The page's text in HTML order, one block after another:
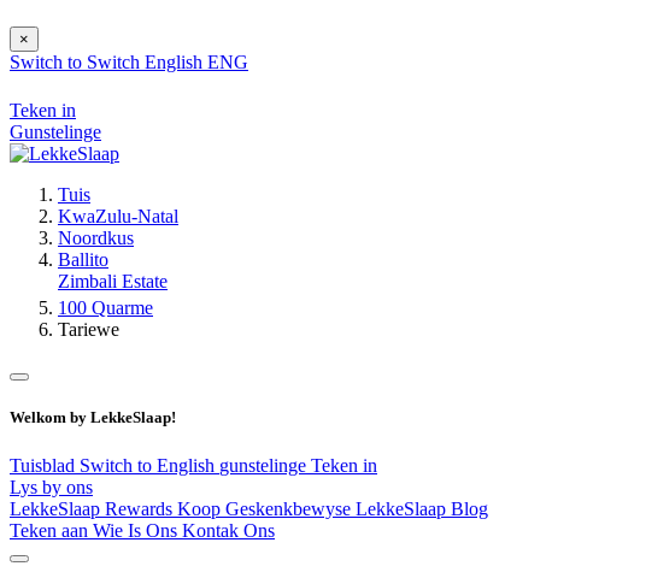
×
Switch to Switch English ENG
Teken in
Gunstelinge
Tuis
KwaZulu-Natal
Noordkus
Ballito
Zimbali Estate
100 Quarme
Tariewe
Welkom by LekkeSlaap!
Tuisblad Switch to English gunstelinge Teken in
Lys by ons
LekkeSlaap Rewards Koop Geskenkbewyse LekkeSlaap Blog
Teken aan Wie Is Ons Kontak Ons